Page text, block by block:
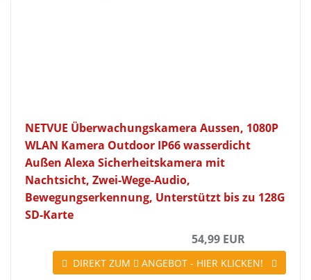
NETVUE Überwachungskamera Aussen, 1080P
WLAN Kamera Outdoor IP66 wasserdicht
Außen Alexa Sicherheitskamera mit
Nachtsicht, Zwei-Wege-Audio,
Bewegungserkennung, Unterstützt bis zu 128G
SD-Karte
54,99 EUR
DIREKT ZUM ANGEBOT - HIER KLICKEN!